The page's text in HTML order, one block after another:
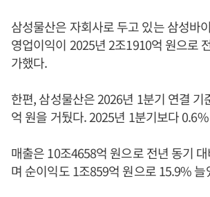
삼성물산은 자회사로 두고 있는 삼성바
영업이익이 2025년 2조1910억 원으로
가했다.
한편, 삼성물산은 2026년 1분기 연결 기
억 원을 거뒀다. 2025년 1분기보다
매출은 10조4658억 원으로 전년 동기
며 순이익도 1조859억 원으로 15.9% 늘